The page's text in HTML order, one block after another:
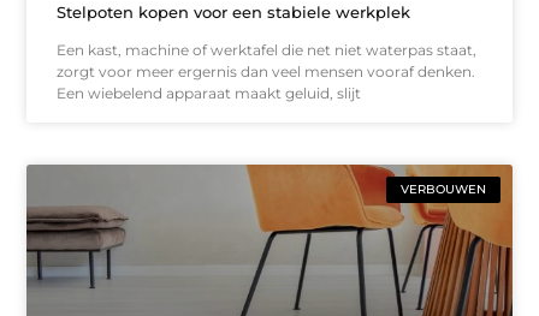
Stelpoten kopen voor een stabiele werkplek
Een kast, machine of werktafel die net niet waterpas staat,
zorgt voor meer ergernis dan veel mensen vooraf denken.
Een wiebelend apparaat maakt geluid, slijt
VERBOUWEN